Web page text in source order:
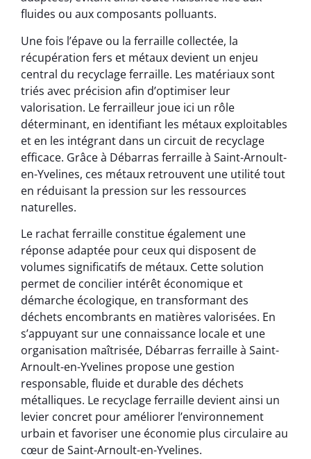
fluides ou aux composants polluants.
Une fois l’épave ou la ferraille collectée, la
récupération fers et métaux devient un enjeu
central du recyclage ferraille. Les matériaux sont
triés avec précision afin d’optimiser leur
valorisation. Le ferrailleur joue ici un rôle
déterminant, en identifiant les métaux exploitables
et en les intégrant dans un circuit de recyclage
efficace. Grâce à Débarras ferraille à Saint-Arnoult-
en-Yvelines, ces métaux retrouvent une utilité tout
en réduisant la pression sur les ressources
naturelles.
Le rachat ferraille constitue également une
réponse adaptée pour ceux qui disposent de
volumes significatifs de métaux. Cette solution
permet de concilier intérêt économique et
démarche écologique, en transformant des
déchets encombrants en matières valorisées. En
s’appuyant sur une connaissance locale et une
organisation maîtrisée, Débarras ferraille à Saint-
Arnoult-en-Yvelines propose une gestion
responsable, fluide et durable des déchets
métalliques. Le recyclage ferraille devient ainsi un
levier concret pour améliorer l’environnement
urbain et favoriser une économie plus circulaire au
cœur de Saint-Arnoult-en-Yvelines.